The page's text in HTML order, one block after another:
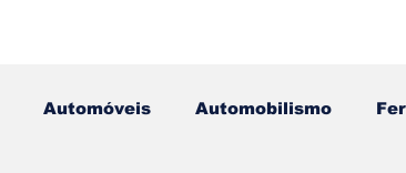
Automóveis Automobilismo